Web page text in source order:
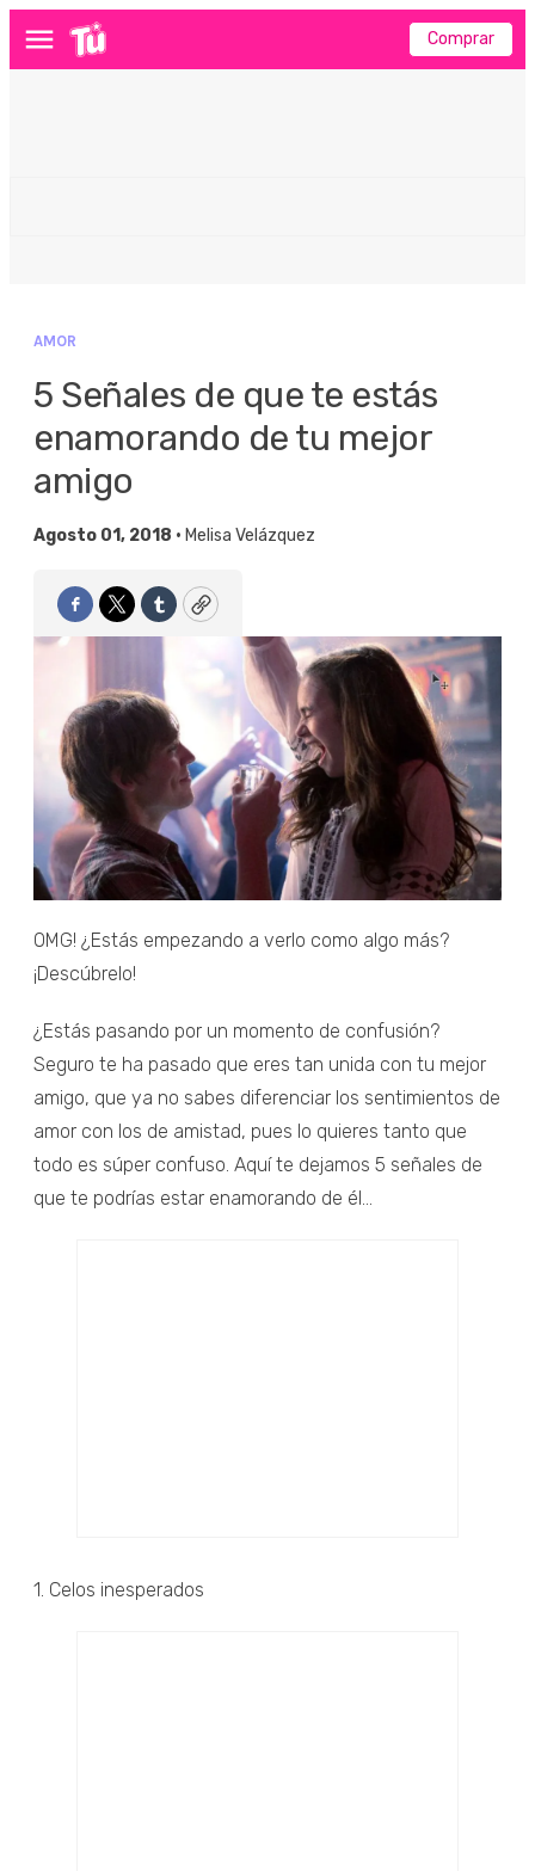
Menú Comprar
AMOR
5 Señales de que te estás
enamorando de tu mejor
amigo
Agosto 01, 2018 • Melisa Velázquez
Facebook
TwitterTumblrCopy
OMG! ¿Estás empezando a verlo como algo más?
¡Descúbrelo!
¿Estás pasando por un momento de confusión?
Seguro te ha pasado que eres tan unida con tu mejor
amigo, que ya no sabes diferenciar los sentimientos de
amor con los de amistad, pues lo quieres tanto que
todo es súper confuso. Aquí te dejamos 5 señales de
que te podrías estar enamorando de él...
1. Celos inesperados